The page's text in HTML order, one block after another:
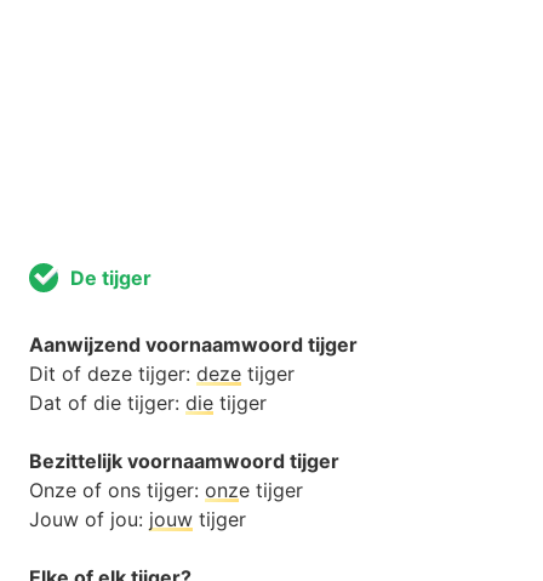
De tijger
Aanwijzend voornaamwoord tijger
Dit of deze tijger: deze tijger
Dat of die tijger: die tijger
Bezittelijk voornaamwoord tijger
Onze of ons tijger: onze tijger
Jouw of jou: jouw tijger